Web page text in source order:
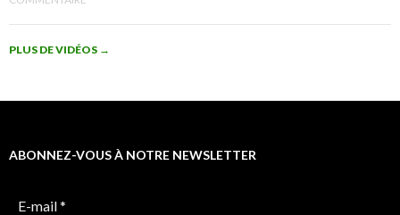
PLUS DE VIDÉOS →
ABONNEZ-VOUS À NOTRE NEWSLETTER
E-mail*